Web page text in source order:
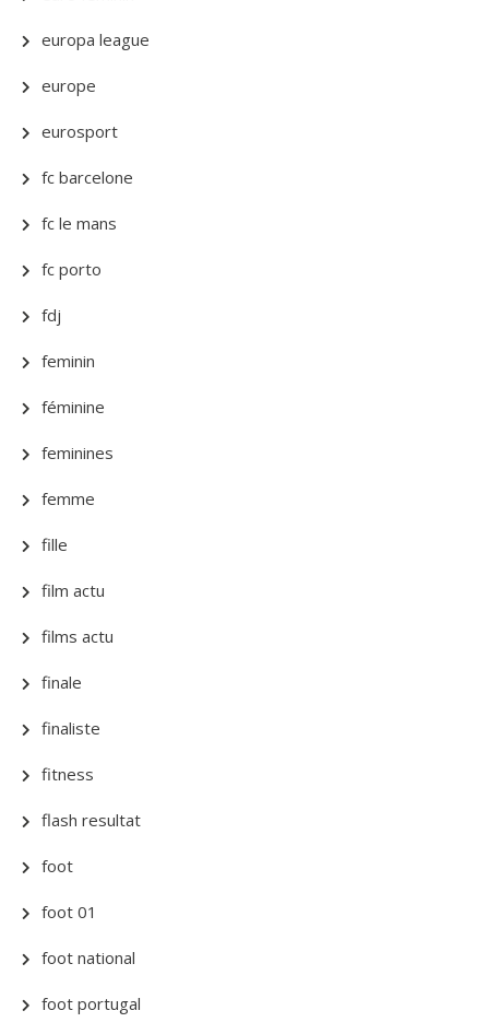
europa league
europe
eurosport
fc barcelone
fc le mans
fc porto
fdj
feminin
féminine
feminines
femme
fille
film actu
films actu
finale
finaliste
fitness
flash resultat
foot
foot 01
foot national
foot portugal